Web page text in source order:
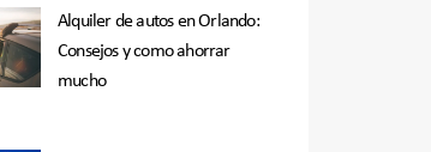
Alquiler de autos en Orlando:
Consejos y como ahorrar
mucho